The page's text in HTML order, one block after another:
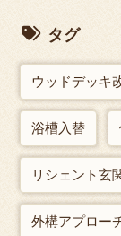
タグ
ウッドデッキ
浴槽入替
リシェント玄
外構アプロー